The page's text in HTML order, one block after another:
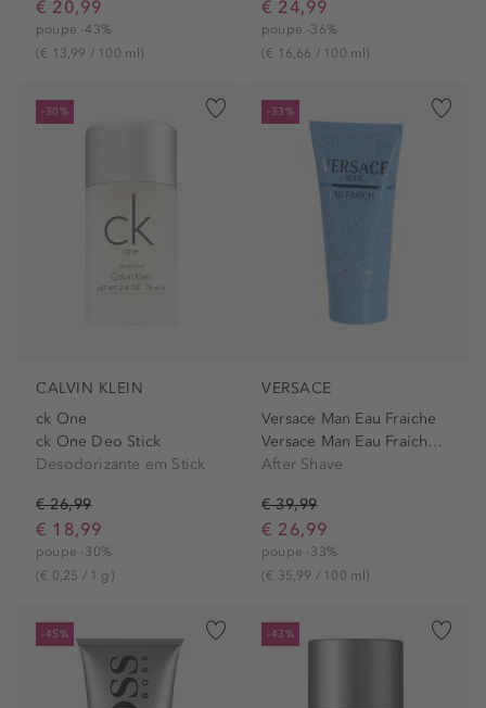
€ 20,99
poupe -43%
(€ 13,99 / 100 ml)
€ 24,99
poupe -36%
(€ 16,66 / 100 ml)
-30%
CALVIN KLEIN
ck One
ck One Deo Stick
Desodorizante em Stick
€ 26,99
€ 18,99
poupe -30%
(€ 0,25 / 1 g)
-33%
VERSACE
Versace Man Eau Fraiche
Versace Man Eau Fraiche...
After Shave
€ 39,99
€ 26,99
poupe -33%
(€ 35,99 / 100 ml)
-45% -43%